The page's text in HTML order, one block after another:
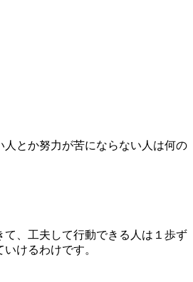
人とか努力が苦にならない人は何の
て、工夫して行動できる人は１歩ず
けるわけです。